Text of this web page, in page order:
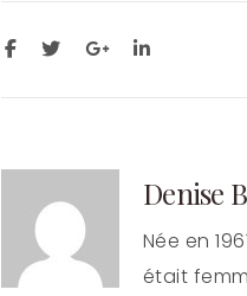
Denise
Née en
était